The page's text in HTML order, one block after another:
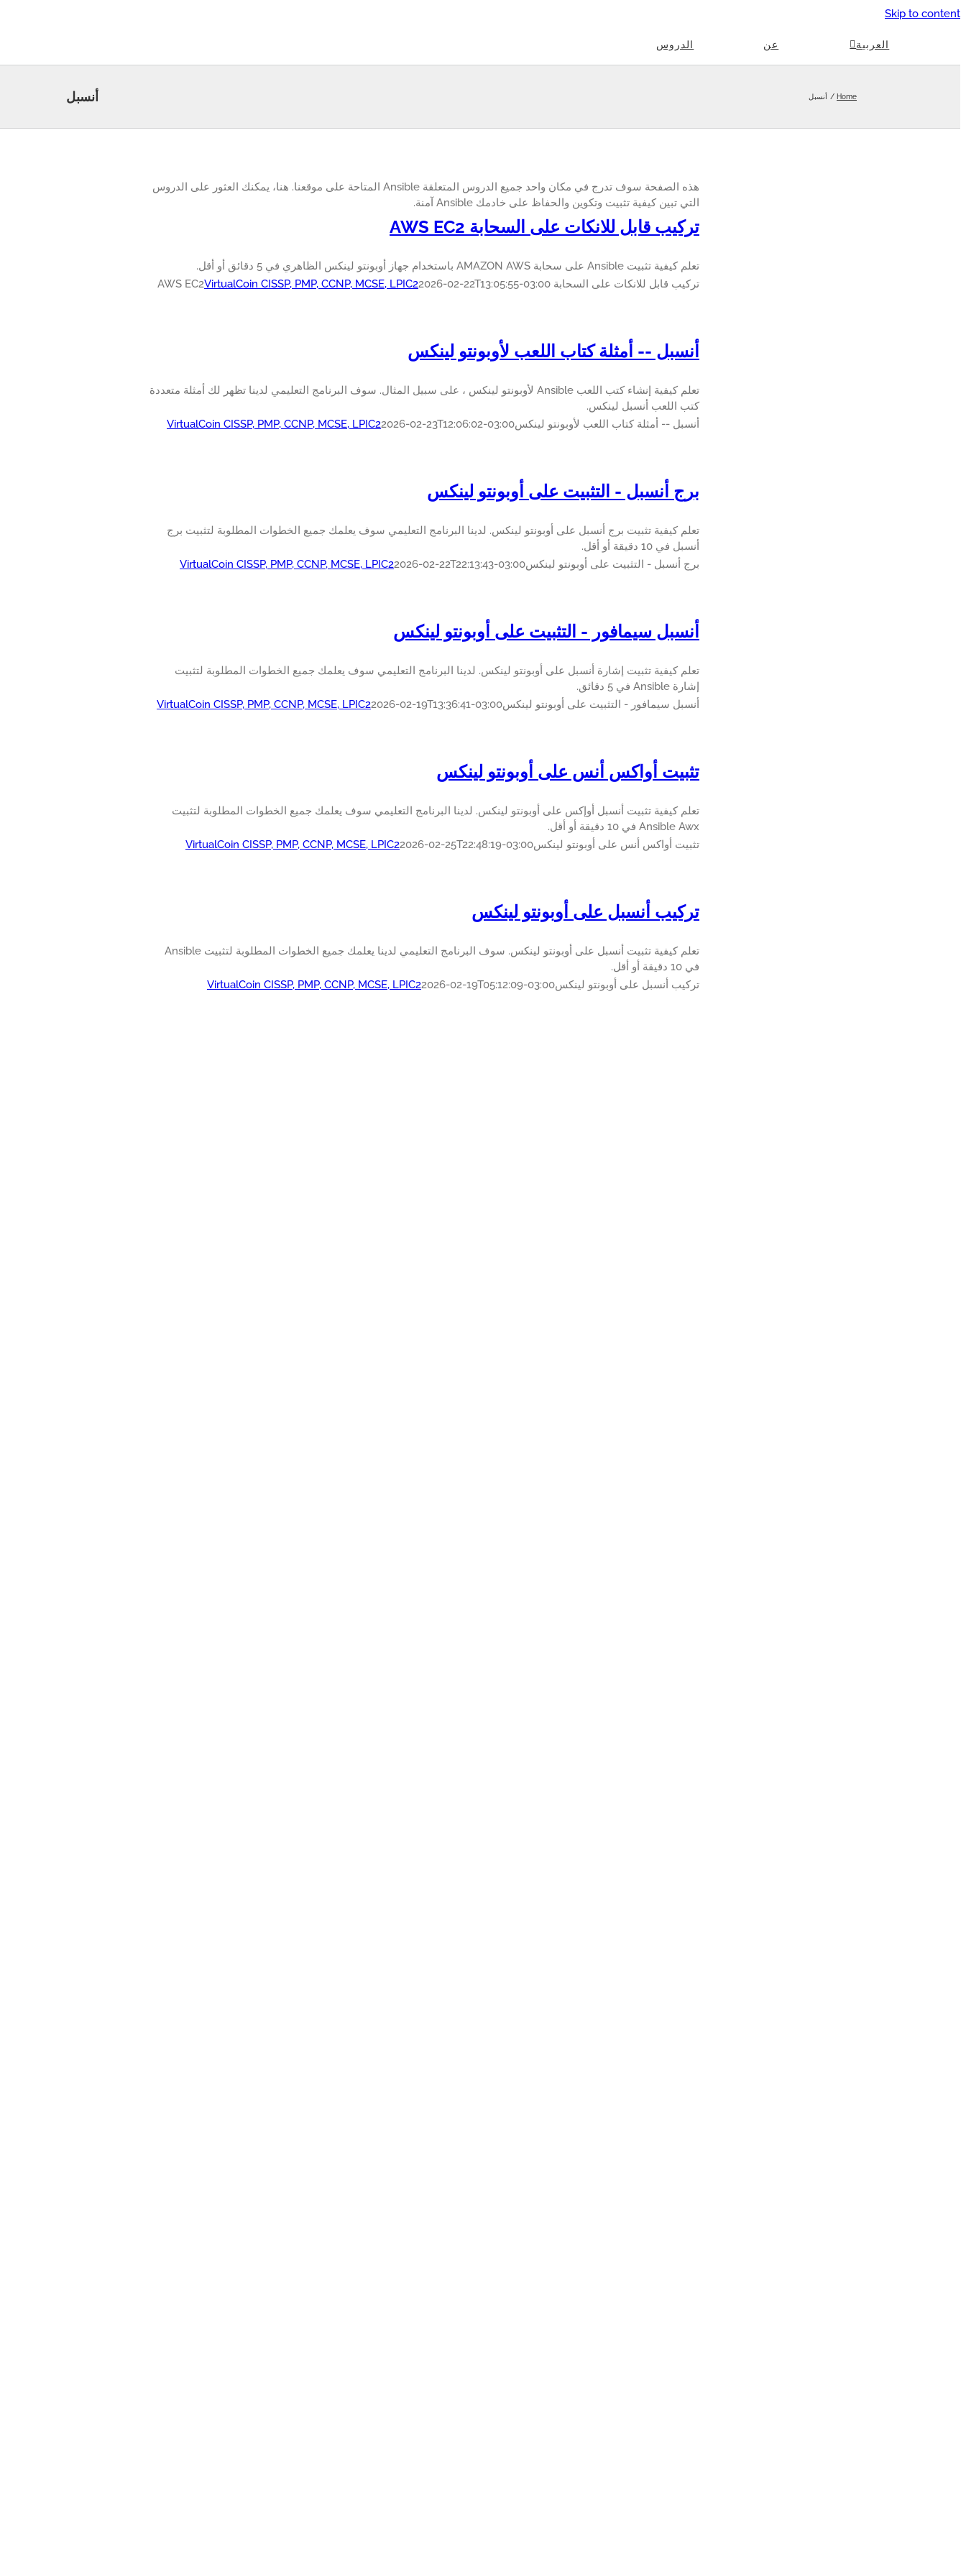
Skip to content
الدروس عن العربية
أنسبل Home أنسبل
هذه الصفحة سوف تدرج في مكان واحد جميع الدروس المتعلقة Ansible المتاحة على موقعنا. هنا، يمكنك العثور على الدروس
التي تبين كيفية تثبيت وتكوين والحفاظ على خادمك Ansible آمنة.
تركيب قابل للانكات على السحابة AWS EC2
تعلم كيفية تثبيت Ansible على سحابة AMAZON AWS باستخدام جهاز أوبونتو لينكس الظاهري في 5 دقائق أو أقل.
تركيب قابل للانكات على السحابة AWS EC2
VirtualCoin CISSP, PMP, CCNP, MCSE, LPIC22026-02-22T13:05:55-03:00
أنسبل -- أمثلة كتاب اللعب لأوبونتو لينكس
تعلم كيفية إنشاء كتب اللعب Ansible لأوبونتو لينكس ، على سبيل المثال. سوف البرنامج التعليمي لدينا تظهر لك أمثلة متعددة
كتب اللعب أنسبل لينكس.
أنسبل -- أمثلة كتاب اللعب لأوبونتو لينكس
VirtualCoin CISSP, PMP, CCNP, MCSE, LPIC22026-02-23T12:06:02-03:00
برج أنسبل - التثبيت على أوبونتو لينكس
تعلم كيفية تثبيت برج أنسبل على أوبونتو لينكس. لدينا البرنامج التعليمي سوف يعلمك جميع الخطوات المطلوبة لتثبيت برج
أنسبل في 10 دقيقة أو أقل.
برج أنسبل - التثبيت على أوبونتو لينكس
VirtualCoin CISSP, PMP, CCNP, MCSE, LPIC22026-02-22T22:13:43-03:00
أنسبل سيمافور - التثبيت على أوبونتو لينكس
تعلم كيفية تثبيت إشارة أنسبل على أوبونتو لينكس. لدينا البرنامج التعليمي سوف يعلمك جميع الخطوات المطلوبة لتثبيت
إشارة Ansible في 5 دقائق.
أنسبل سيمافور - التثبيت على أوبونتو لينكس
VirtualCoin CISSP, PMP, CCNP, MCSE, LPIC22026-02-19T13:36:41-03:00
تثبيت أواكس أنس على أوبونتو لينكس
تعلم كيفية تثبيت أنسبل أوإكس على أوبونتو لينكس. لدينا البرنامج التعليمي سوف يعلمك جميع الخطوات المطلوبة لتثبيت
Ansible Awx في 10 دقيقة أو أقل.
تثبيت أواكس أنس على أوبونتو لينكس
VirtualCoin CISSP, PMP, CCNP, MCSE, LPIC22026-02-25T22:48:19-03:00
تركيب أنسبل على أوبونتو لينكس
تعلم كيفية تثبيت أنسبل على أوبونتو لينكس. سوف البرنامج التعليمي لدينا يعلمك جميع الخطوات المطلوبة لتثبيت Ansible
في 10 دقيقة أو أقل.
تركيب أنسبل على أوبونتو لينكس
VirtualCoin CISSP, PMP, CCNP, MCSE, LPIC22026-02-19T05:12:09-03:00